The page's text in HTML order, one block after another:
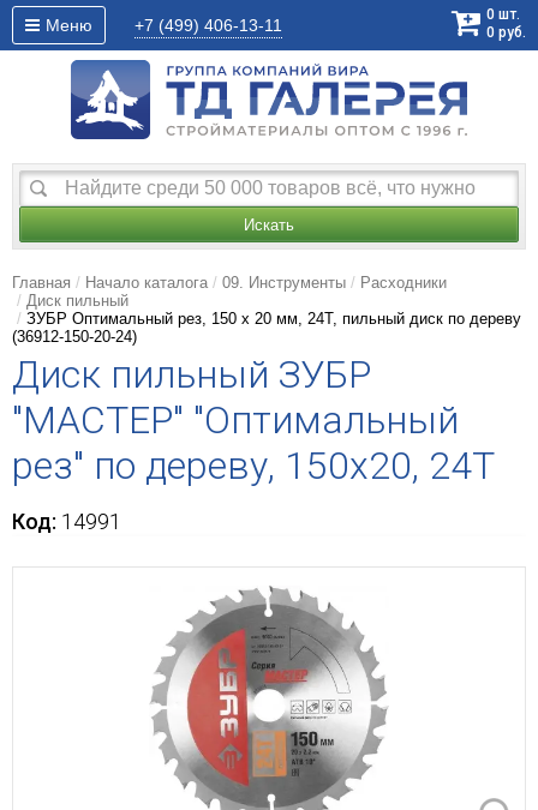
Меню +7 (499) 406-13-11
0 шт.
0 руб.
Искать
Главная Начало каталога 09. Инструменты
Расходники
Диск пильный
ЗУБР Оптимальный рез, 150 x 20 мм, 24Т, пильный диск по дереву
(36912-150-20-24)
Диск пильный ЗУБР
"МАСТЕР" "Оптимальный
рез" по дереву, 150x20, 24T
Код: 14991